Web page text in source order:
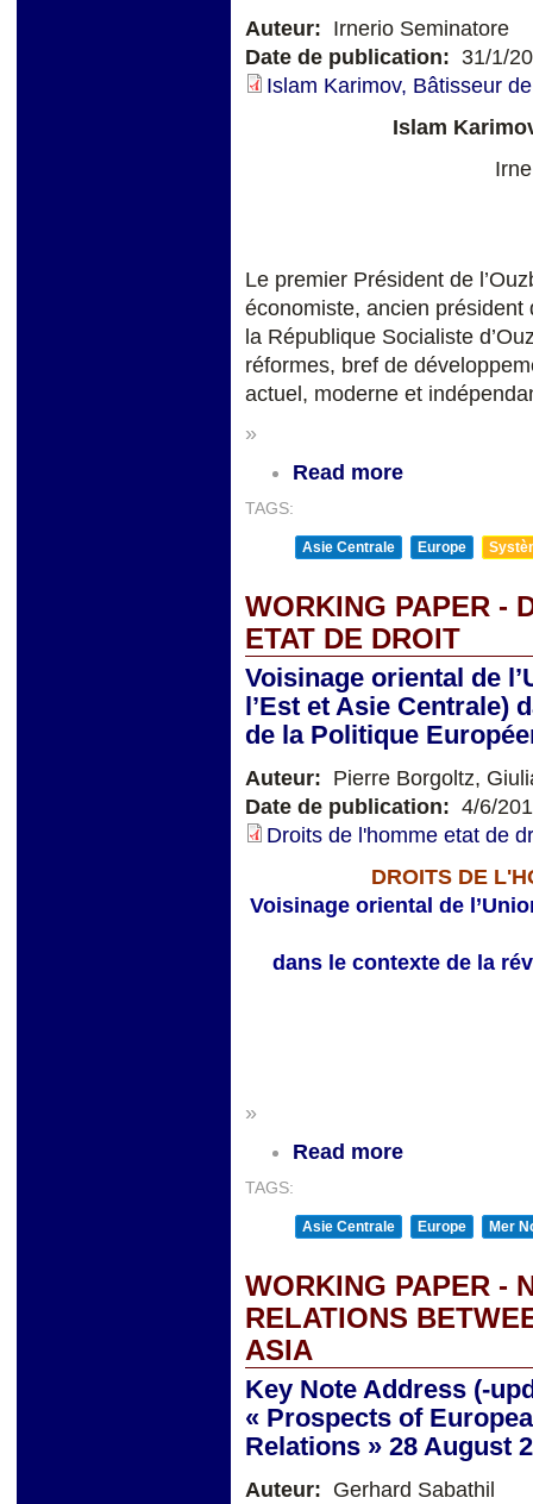
Auteur: Irnerio Seminatore
Date de publication: 31/1/
Islam Karimov, Bâtisseur
Islam
Le premier Président de
économiste, ancien
la République Socialiste
réformes, bref de
actuel, moderne et
»
Read more
TAGS:
Asie Centrale Europe
WORKING PAPER -
ETAT DE DROIT
Voisinage oriental de
l’Est et Asie Centrale)
de la Politique
Auteur: Pierre Borgoltz,
Date de publication: 4/6/
Droits de l'homme etat de
DROITS DE
Voisinage oriental de
dans le contexte de la
»
Read more
TAGS:
Asie Centrale Europe Mer
WORKING PAPER -
RELATIONS
ASIA
Key Note Address (-
« Prospects of
Relations » 28 August
Auteur: Gerhard Sabathil